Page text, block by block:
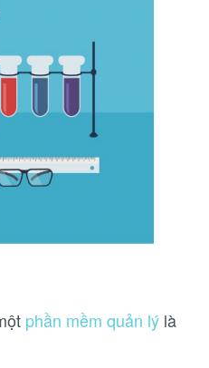
phần mềm quản lý là